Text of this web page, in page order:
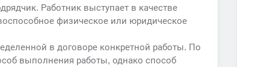
Работник выступает в качестве
физическое или юридическое
в договоре конкретной работы. По
выполнения работы, однако способ